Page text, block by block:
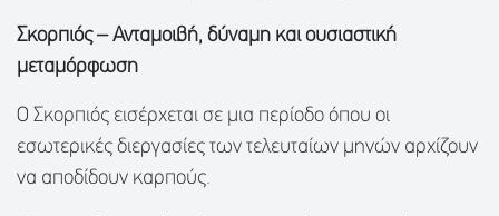
Σκορπιός – Ανταμοιβή, δύναμη και ουσιαστική
μεταμόρφωση
Ο Σκορπιός εισέρχεται σε μια περίοδο όπου οι
εσωτερικές διεργασίες των τελευταίων μηνών αρχίζουν
να αποδίδουν καρπούς.